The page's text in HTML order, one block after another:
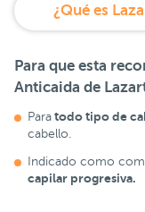
Para que esta
Anticaida de
Para todo tipo de
cabello.
Indicado como
capilar progresiva.